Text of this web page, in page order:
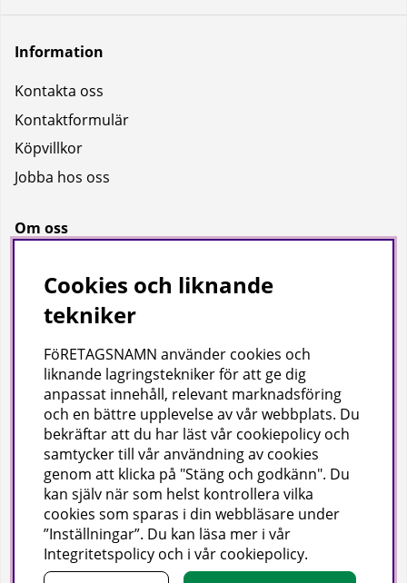
Information
Kontakta oss
Kontaktformulär
Köpvillkor
Jobba hos oss
Om oss
Bransch
Kataloger
Företagsuppgifter
Visab i Skandinavien AB
Din lokala leverantör av städ- och hygienprodukter.
Hjärtlandavägen 17, 576 33 Sävsjö
Org nr: 556504-4558
Tel: 0382-157 50 | info@visab.info
Mån–fre 07:30–16:00
Cookies och liknande
tekniker
FöRETAGSNAMN använder cookies och
liknande lagringstekniker för att ge dig
anpassat innehåll, relevant marknadsföring
och en bättre upplevelse av vår webbplats. Du
bekräftar att du har läst vår cookiepolicy och
samtycker till vår användning av cookies
genom att klicka på "Stäng och godkänn". Du
kan själv när som helst kontrollera vilka
cookies som sparas i din webbläsare under
”Inställningar”. Du kan läsa mer i vår
Integritetspolicy och i vår cookiepolicy.